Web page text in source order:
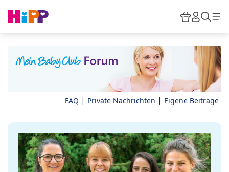
HiPP
FAQ | Private Nachrichten | Eigene Beiträge